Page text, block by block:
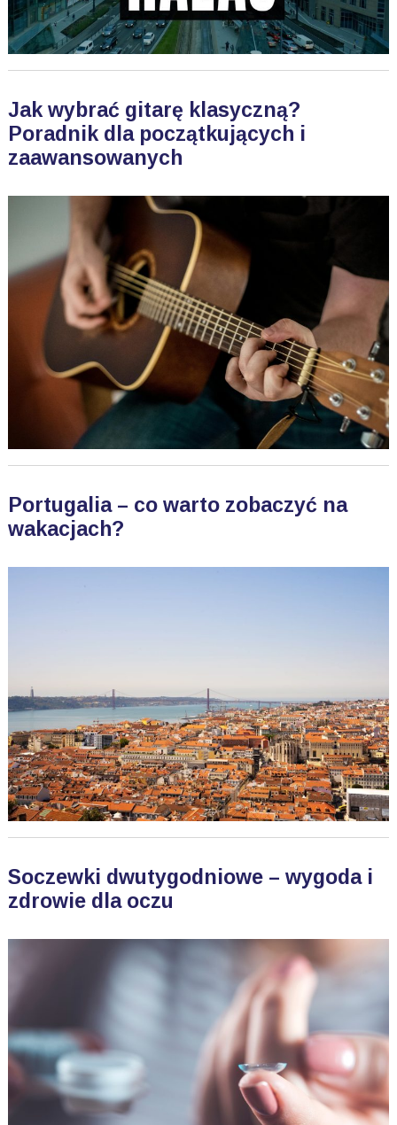
Jak wybrać gitarę klasyczną?
Poradnik dla początkujących i
zaawansowanych
Portugalia – co warto zobaczyć na
wakacjach?
Soczewki dwutygodniowe – wygoda i
zdrowie dla oczu